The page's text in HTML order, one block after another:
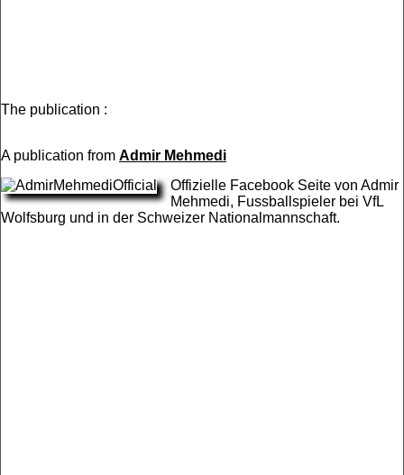
The publication :
A publication from Admir Mehmedi
Offizielle Facebook Seite von Admir
Mehmedi, Fussballspieler bei VfL
Wolfsburg und in der Schweizer Nationalmannschaft.